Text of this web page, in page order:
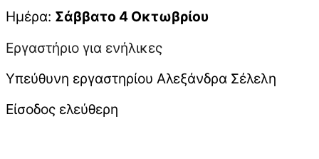
Ημέρα: Σάββατο 4 Οκτωβρίου
Εργαστήριο για ενήλικες
Υπεύθυνη εργαστηρίου Αλεξάνδρα Σέλελη
Είσοδος ελεύθερη